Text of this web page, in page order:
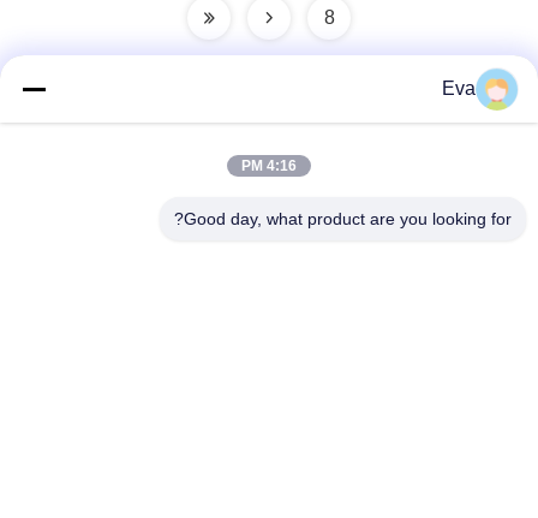
8
عنوان
Eva
4:16 PM
Good day, what product are you looking for?